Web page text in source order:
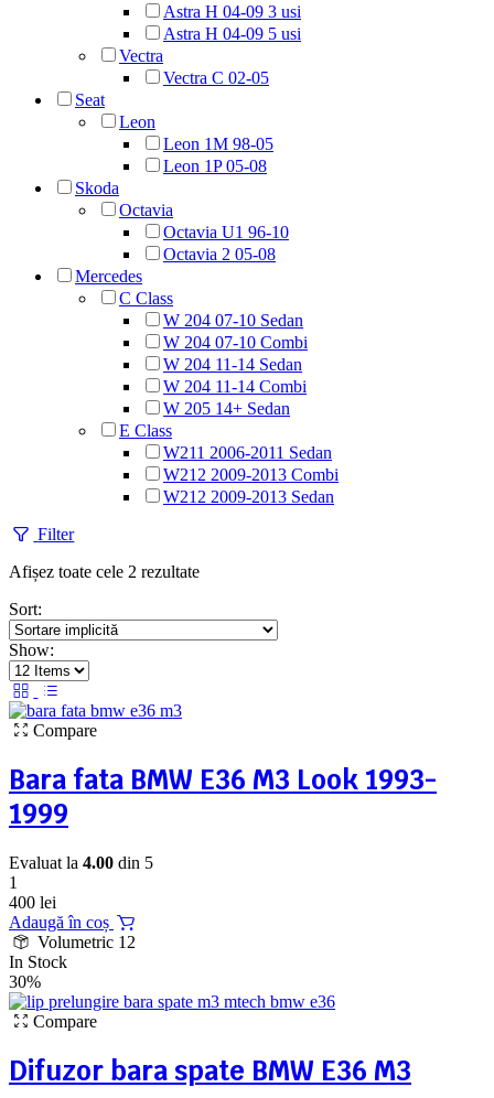
Astra H 04-09 3 usi
Astra H 04-09 5 usi
Vectra
Vectra C 02-05
Seat
Leon
Leon 1M 98-05
Leon 1P 05-08
Skoda
Octavia
Octavia U1 96-10
Octavia 2 05-08
Mercedes
C Class
W 204 07-10 Sedan
W 204 07-10 Combi
W 204 11-14 Sedan
W 204 11-14 Combi
W 205 14+ Sedan
E Class
W211 2006-2011 Sedan
W212 2009-2013 Combi
W212 2009-2013 Sedan
Filter
Afișez toate cele 2 rezultate
Sort:
Show:
Compare
Bara fata BMW E36 M3 Look 1993-
1999
Evaluat la 4.00 din 5
1
400 lei
Adaugă în coș
Volumetric 12
In Stock
30%
Compare
Difuzor bara spate BMW E36 M3